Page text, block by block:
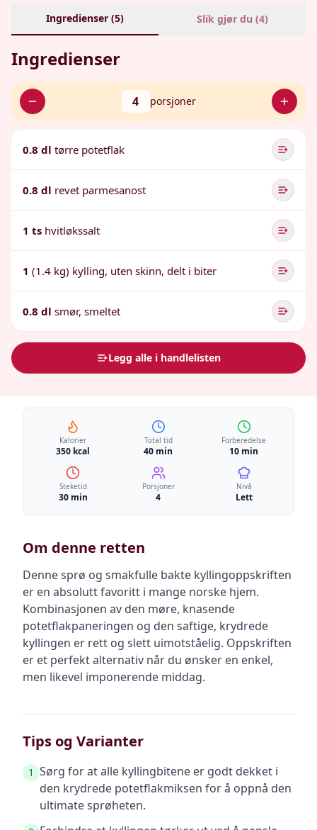
Ingredienser (5) Slik gjør du (4)
Ingredienser
4 porsjoner
0.8 dl tørre potetflak
0.8 dl revet parmesanost
1 ts hvitløkssalt
1 (1.4 kg) kylling, uten skinn, delt i biter
0.8 dl smør, smeltet
Legg alle i handlelisten
Kalorier
350 kcal
Total tid
40 min
Forberedelse
10 min
Steketid
30 min
Porsjoner
4
Nivå
Lett
Om denne retten
Denne sprø og smakfulle bakte kyllingoppskriften
er en absolutt favoritt i mange norske hjem.
Kombinasjonen av den møre, knasende
potetflakpaneringen og den saftige, krydrede
kyllingen er rett og slett uimotståelig. Oppskriften
er et perfekt alternativ når du ønsker en enkel,
men likevel imponerende middag.
Tips og Varianter
1 Sørg for at alle kyllingbitene er godt dekket i
den krydrede potetflakmiksen for å oppnå den
ultimate sprøheten.